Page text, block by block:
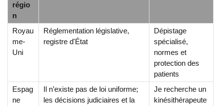
régio
n
Royau
me-
Uni
Réglementation législative,
registre d'État
Dépistage
spécialisé,
normes et
protection des
patients
Espag
ne
Il n’existe pas de loi uniforme;
les décisions judiciaires et la
Je recherche un
kinésithérapeute